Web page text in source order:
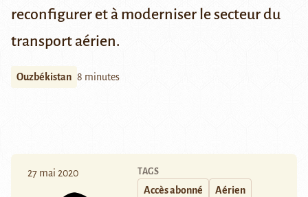
reconfigurer et à moderniser le secteur du
transport aérien.
Ouzbékistan 8 minutes
27 mai 2020 TAGS
Accès abonné Aérien